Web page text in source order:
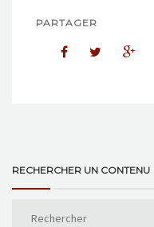
PARTAGER
RECHERCHER UN CONTENU